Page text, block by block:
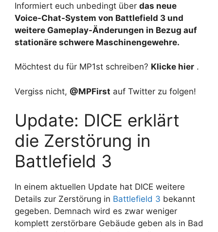
Informiert euch unbedingt über das neue
Voice-Chat-System von Battlefield 3 und
weitere Gameplay-Änderungen in Bezug auf
stationäre schwere Maschinengewehre.
Möchtest du für MP1st schreiben? Klicke hier .
Vergiss nicht, @MPFirst auf Twitter zu folgen!
Update: DICE erklärt
die Zerstörung in
Battlefield 3
In einem aktuellen Update hat DICE weitere
Details zur Zerstörung in Battlefield 3 bekannt
gegeben. Demnach wird es zwar weniger
komplett zerstörbare Gebäude geben als in Bad